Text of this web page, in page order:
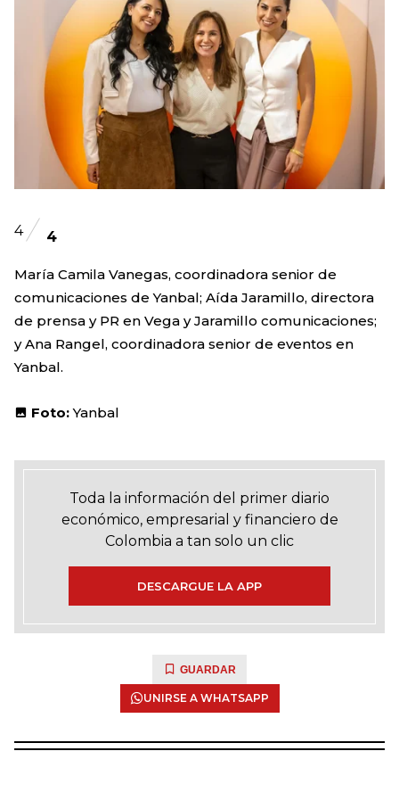
4 4
María Camila Vanegas, coordinadora senior de
comunicaciones de Yanbal; Aída Jaramillo, directora
de prensa y PR en Vega y Jaramillo comunicaciones;
y Ana Rangel, coordinadora senior de eventos en
Yanbal.
Foto:Yanbal
Toda la información del primer diario
económico, empresarial y financiero de
Colombia a tan solo un clic
DESCARGUE LA APP
GUARDAR
UNIRSE A WHATSAPP